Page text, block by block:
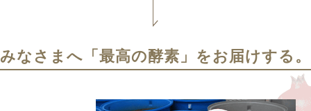
みなさまへ「最高の酵素」をお届けする。